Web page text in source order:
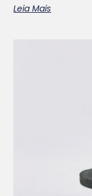
Leia Mais